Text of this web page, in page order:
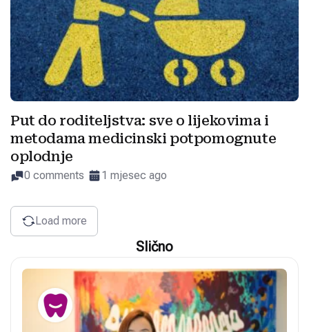
Put do roditeljstva: sve o lijekovima i
metodama medicinski potpomognute
oplodnje
0 comments 1 mjesec ago
Load more
Slično